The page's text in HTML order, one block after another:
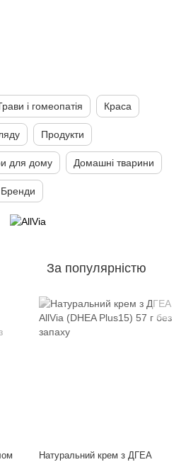
і гомеопатія Краса
Продукти
для дому Домашні тварини
Бренди
За популярністю
Натуральний крем з ДГЕА